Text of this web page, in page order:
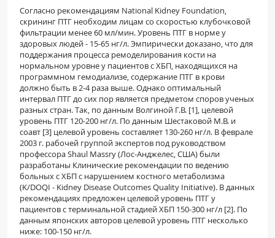
Согласно рекомендациям National Kidney Foundation,
скрининг ПТГ необходим лицам со скоростью клубочковой
фильтрации менее 60 мл/мин. Уровень ПТГ в норме у
здоровых людей - 15-65 нг/л. Эмпирически доказано, что для
поддержания процесса ремоделирования кости на
нормальном уровне у пациентов с ХБП, находящихся на
программном гемодиализе, содержание ПТГ в крови
должно быть в 2-4 раза выше. Однако оптимальный
интервал ПТГ до сих пор является предметом споров ученых
разных стран. Так, по данным Волгиной Г.В. [1], целевой
уровень ПТГ 120-200 нг/л. По данным Шестаковой М.В. и
соавт [3] целевой уровень составляет 130-260 нг/л. В феврале
2003 г. рабочей группой экспертов под руководством
профессора Shaul Massry (Лос-Анджелес, США) были
разработаны Клинические рекомендации по ведению
больных с ХБП с нарушением костного метаболизма
(K/DOQI - Kidney Disease Outcomes Quality Initiative). В данных
рекомендациях предложен целевой уровень ПТГ у
пациентов с терминальной стадией ХБП 150-300 нг/л [2]. По
данным японских авторов целевой уровень ПТГ несколько
ниже: 100-150 нг/л.